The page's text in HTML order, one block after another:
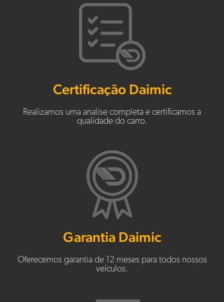
Certificação Daimic
Realizamos uma analise completa e certificamos a
qualidade do carro.
Garantia Daimic
Oferecemos garantia de 12 meses para todos nossos
veículos.